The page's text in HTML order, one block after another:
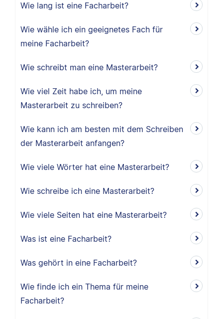
Wie lang ist eine Facharbeit?
Wie wähle ich ein geeignetes Fach für
meine Facharbeit?
Wie schreibt man eine Masterarbeit?
Wie viel Zeit habe ich, um meine
Masterarbeit zu schreiben?
Wie kann ich am besten mit dem Schreiben
der Masterarbeit anfangen?
Wie viele Wörter hat eine Masterarbeit?
Wie schreibe ich eine Masterarbeit?
Wie viele Seiten hat eine Masterarbeit?
Was ist eine Facharbeit?
Was gehört in eine Facharbeit?
Wie finde ich ein Thema für meine
Facharbeit?